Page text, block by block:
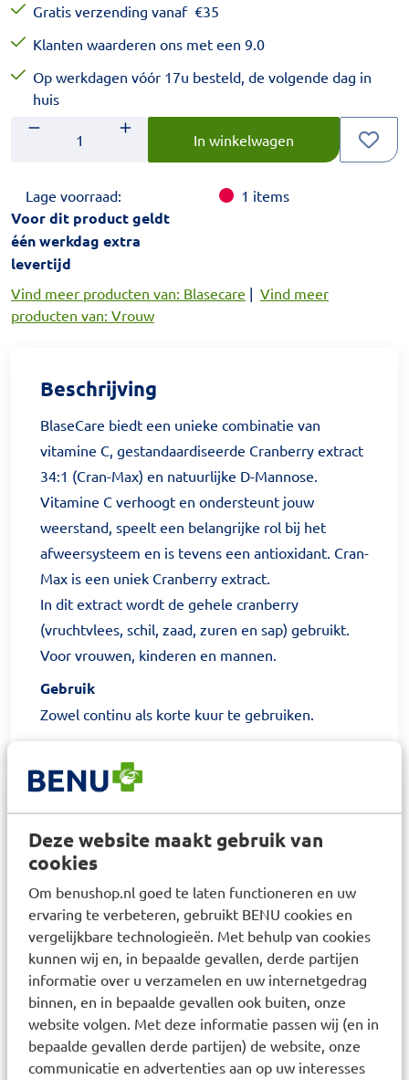
Deze website maakt gebruik van
cookies
Om benushop.nl goed te laten functioneren en uw
ervaring te verbeteren, gebruikt BENU cookies en
vergelijkbare technologieën. Met behulp van cookies
kunnen wij en, in bepaalde gevallen, derde partijen
informatie over u verzamelen en uw internetgedrag
binnen, en in bepaalde gevallen ook buiten, onze
website volgen. Met deze informatie passen wij (en in
bepaalde gevallen derde partijen) de website, onze
communicatie en advertenties aan op uw interesses
Gratis verzending vanaf €35
Klanten waarderen ons met een 9.0
Op werkdagen vóór 17u besteld, de volgende dag in
huis
Aantal
Voer het gewenste aantal in.
In winkelwagen
Lage voorraad: 1 items
Voor dit product geldt
één werkdag extra
levertijd
Vind meer producten van: Blasecare | Vind meer
producten van: Vrouw
Beschrijving
BlaseCare biedt een unieke combinatie van
vitamine C, gestandaardiseerde Cranberry extract
34:1 (Cran-Max) en natuurlijke D-Mannose.
Vitamine C verhoogt en ondersteunt jouw
weerstand, speelt een belangrijke rol bij het
afweersysteem en is tevens een antioxidant. Cran-
Max is een uniek Cranberry extract.
In dit extract wordt de gehele cranberry
(vruchtvlees, schil, zaad, zuren en sap) gebruikt.
Voor vrouwen, kinderen en mannen.
Gebruik
Zowel continu als korte kuur te gebruiken.
Samenstelling
Samenstelling per dag (2 capsules): 500 mg
mg Proanthocyanidinen, 500 mg D-Mannose, 100
mg Vitamine C (= 125% RI*) als Calcium ascorbaat.
* RI = Referentie. Ingredienten: D-Mannose,
gestandaardiseerd extract van Vaccinium
macrocarpon (Cran Max?) 34:1, capsule (gelatine),
calcium ascorbaat (vitamine C), antiklontermiddel
(magnesium stearaat, silicium dioxide), vulmiddel